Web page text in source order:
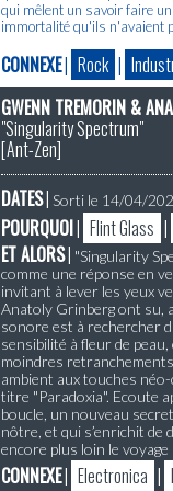
qui mêlent un savoir faire
immortalité qu'ils n'avaient
CONNEXE| Rock |
GWENN TREMORIN &
"Singularity Spectrum"
[Ant-Zen]
DATES| Sorti le 14/04/
POURQUOI| Flint Glass |
ET ALORS| "Singularity
comme une réponse en
invitant à lever les yeux
Anatoly Grinberg ont su,
sonore est à rechercher
sensibilité à fleur de
moindres retranchements
ambient aux touches
titre "Paradoxia". Ecoute
boucle, un nouveau
nôtre, et qui s’enrichit de
encore plus loin le
CONNEXE| Electronica |